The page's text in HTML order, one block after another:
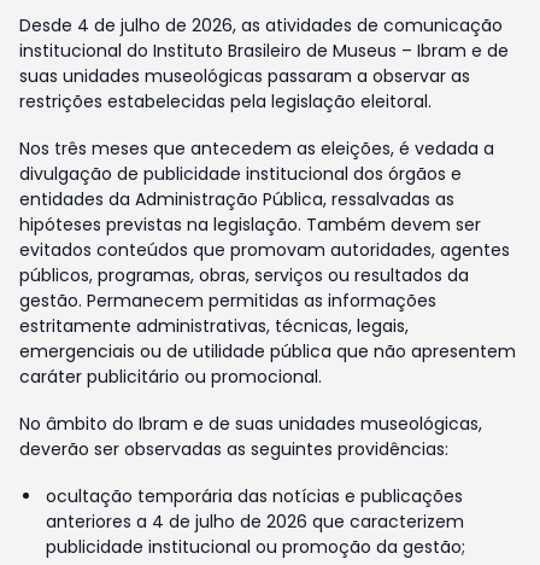
Desde 4 de julho de 2026, as atividades de comunicação
institucional do Instituto Brasileiro de Museus – Ibram e de
suas unidades museológicas passaram a observar as
restrições estabelecidas pela legislação eleitoral.
Nos três meses que antecedem as eleições, é vedada a
divulgação de publicidade institucional dos órgãos e
entidades da Administração Pública, ressalvadas as
hipóteses previstas na legislação. Também devem ser
evitados conteúdos que promovam autoridades, agentes
públicos, programas, obras, serviços ou resultados da
gestão. Permanecem permitidas as informações
estritamente administrativas, técnicas, legais,
emergenciais ou de utilidade pública que não apresentem
caráter publicitário ou promocional.
No âmbito do Ibram e de suas unidades museológicas,
deverão ser observadas as seguintes providências:
ocultação temporária das notícias e publicações
anteriores a 4 de julho de 2026 que caracterizem
publicidade institucional ou promoção da gestão;